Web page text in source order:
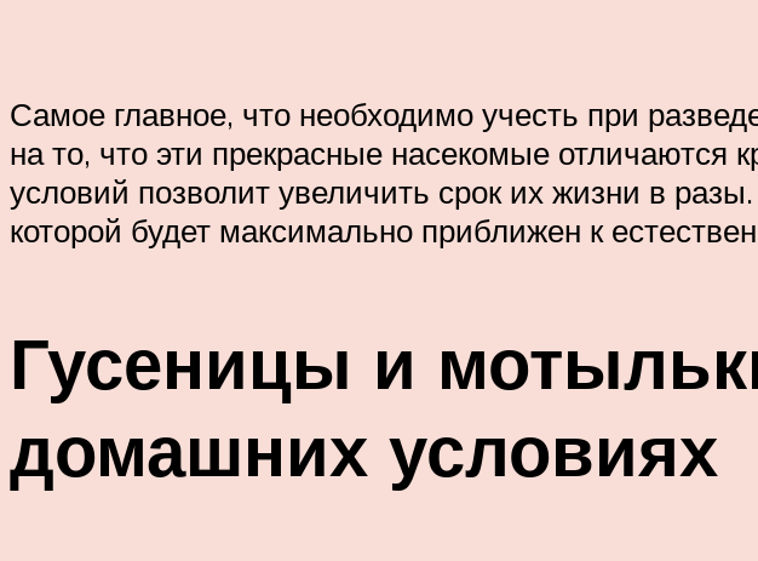
Самое главное, что необходимо учесть при
на то, что эти прекрасные насекомые отличаются
условий позволит увеличить срок их жизни в
которой будет максимально приближен к
Гусеницы и
домашних условиях